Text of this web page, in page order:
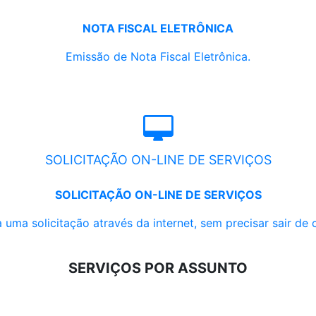
NOTA FISCAL ELETRÔNICA
Emissão de Nota Fiscal Eletrônica.
SOLICITAÇÃO ON-LINE DE SERVIÇOS
SOLICITAÇÃO ON-LINE DE SERVIÇOS
uma solicitação através da internet, sem precisar sair de
SERVIÇOS POR ASSUNTO